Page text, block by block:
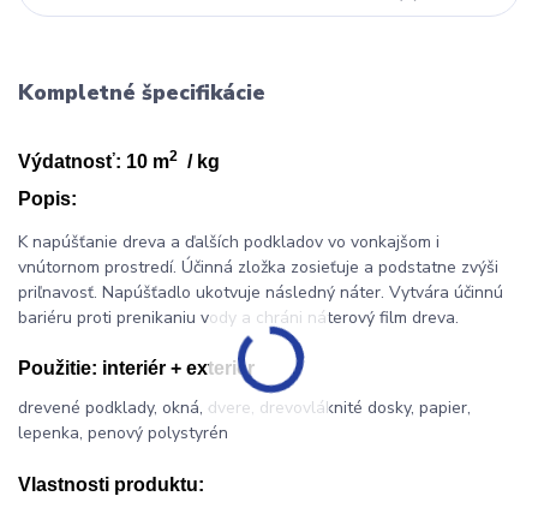
Kompletné špecifikácie
Výdatnosť: 10 m2 / kg
Popis:
K napúšťanie dreva a ďalších podkladov vo vonkajšom i
vnútornom prostredí. Účinná zložka zosieťuje a podstatne zvýši
priľnavosť. Napúšťadlo ukotvuje následný náter. Vytvára účinnú
bariéru proti prenikaniu vody a chráni náterový film dreva.
Použitie: interiér + exteriér
drevené podklady, okná, dvere, drevovláknité dosky, papier,
lepenka, penový polystyrén
Vlastnosti produktu: